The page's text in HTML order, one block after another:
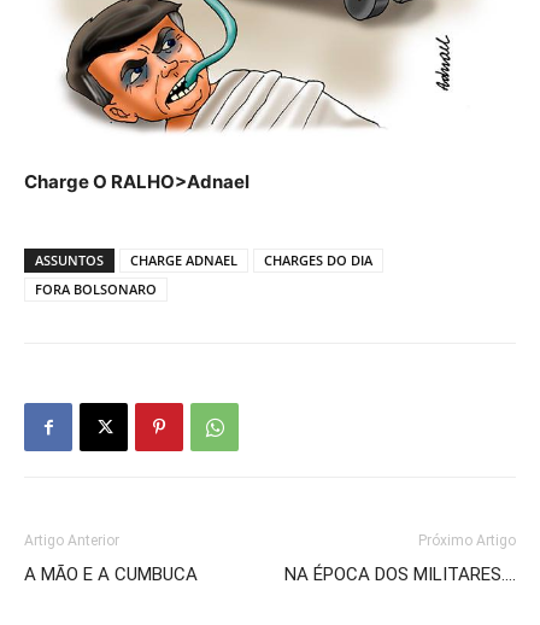
Charge O RALHO>Adnael
ASSUNTOS CHARGE ADNAEL
CHARGES DO DIA
FORA BOLSONARO
Artigo Anterior
A MÃO E A CUMBUCA
Próximo Artigo
NA ÉPOCA DOS MILITARES….